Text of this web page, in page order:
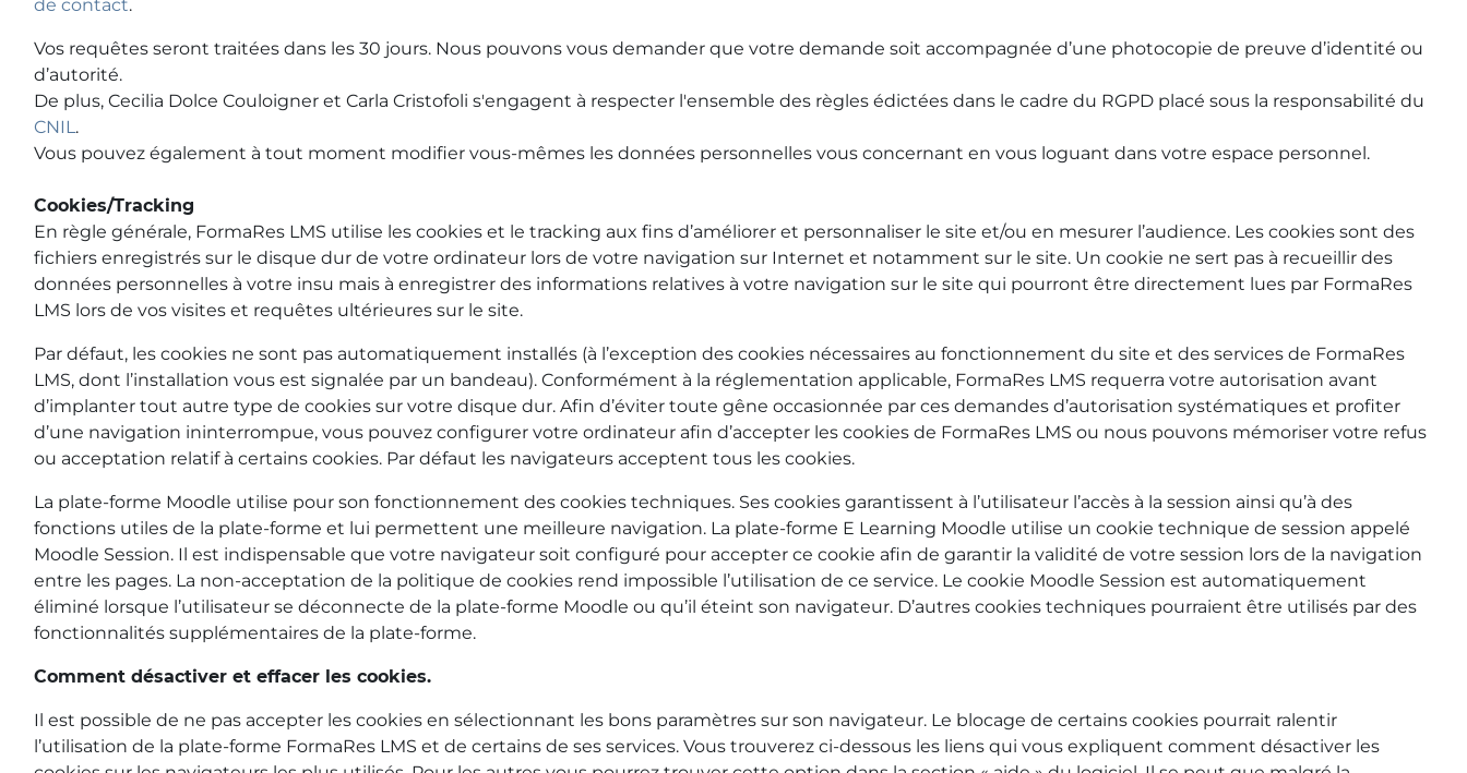
de contact.
Vos requêtes seront traitées dans les 30 jours. Nous pouvons vous demander que votre demande soit accompagnée d’une photocopie de preuve d’identité ou
d’autorité.
De plus, Cecilia Dolce Couloigner et Carla Cristofoli s'engagent à respecter l'ensemble des règles édictées dans le cadre du RGPD placé sous la responsabilité du
CNIL .
Vous pouvez également à tout moment modifier vous-mêmes les données personnelles vous concernant en vous loguant dans votre espace personnel.
Cookies/Tracking
En règle générale, FormaRes LMS utilise les cookies et le tracking aux fins d’améliorer et personnaliser le site et/ou en mesurer l’audience. Les cookies sont des
fichiers enregistrés sur le disque dur de votre ordinateur lors de votre navigation sur Internet et notamment sur le site. Un cookie ne sert pas à recueillir des
données personnelles à votre insu mais à enregistrer des informations relatives à votre navigation sur le site qui pourront être directement lues par FormaRes
LMS lors de vos visites et requêtes ultérieures sur le site.
Par défaut, les cookies ne sont pas automatiquement installés (à l’exception des cookies nécessaires au fonctionnement du site et des services de FormaRes
LMS, dont l’installation vous est signalée par un bandeau). Conformément à la réglementation applicable, FormaRes LMS requerra votre autorisation avant
d’implanter tout autre type de cookies sur votre disque dur. Afin d’éviter toute gêne occasionnée par ces demandes d’autorisation systématiques et profiter
d’une navigation ininterrompue, vous pouvez configurer votre ordinateur afin d’accepter les cookies de FormaRes LMS ou nous pouvons mémoriser votre refus
ou acceptation relatif à certains cookies. Par défaut les navigateurs acceptent tous les cookies.
La plate-forme Moodle utilise pour son fonctionnement des cookies techniques. Ses cookies garantissent à l’utilisateur l’accès à la session ainsi qu’à des
fonctions utiles de la plate-forme et lui permettent une meilleure navigation. La plate-forme E Learning Moodle utilise un cookie technique de session appelé
Moodle Session. Il est indispensable que votre navigateur soit configuré pour accepter ce cookie afin de garantir la validité de votre session lors de la navigation
entre les pages. La non-acceptation de la politique de cookies rend impossible l’utilisation de ce service. Le cookie Moodle Session est automatiquement
éliminé lorsque l’utilisateur se déconnecte de la plate-forme Moodle ou qu’il éteint son navigateur. D’autres cookies techniques pourraient être utilisés par des
fonctionnalités supplémentaires de la plate-forme.
Comment désactiver et effacer les cookies.
Il est possible de ne pas accepter les cookies en sélectionnant les bons paramètres sur son navigateur. Le blocage de certains cookies pourrait ralentir
l’utilisation de la plate-forme FormaRes LMS et de certains de ses services. Vous trouverez ci-dessous les liens qui vous expliquent comment désactiver les